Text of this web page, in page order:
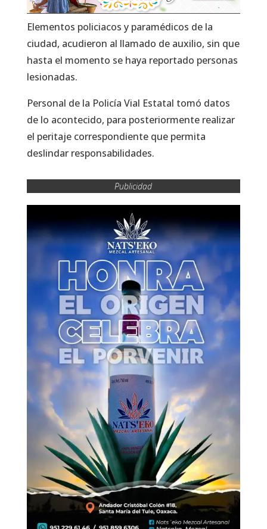
Elementos policiacos y paramédicos de la
ciudad, acudieron al llamado de auxilio, sin que
hasta el momento se haya reportado personas
lesionadas.
Personal de la Policía Vial Estatal tomó datos
de lo acontecido, para posteriormente realizar
el peritaje correspondiente que permita
deslindar responsabilidades.
Publicidad